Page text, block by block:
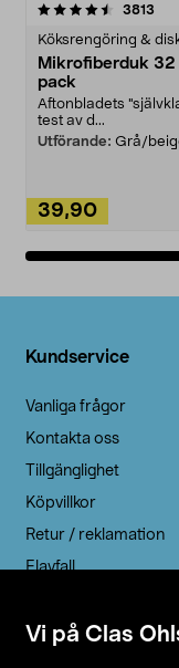
Vi på Clas
3813
Köksrengöring &
Mikrofiberduk 32
pack
Aftonbladets
test av d...
Utförande: Grå/
39,90
4.0av 5
Kundservice
Vanliga frågor
Kontakta oss
Tillgänglighet
Köpvillkor
Retur / reklamation
Elavfall
Leveransalternativ